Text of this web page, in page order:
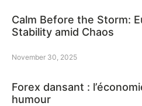
Calm Before the Storm:
Stability amid Chaos
November 30, 2025
Forex dansant :
humour